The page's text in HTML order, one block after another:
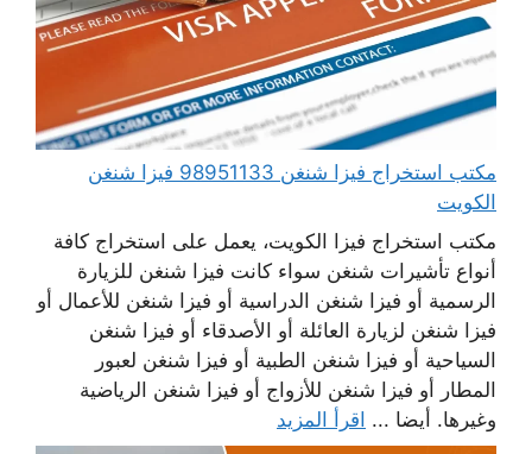
مكتب استخراج فيزا شنغن 98951133 فيزا شنغن
الكويت
مكتب استخراج فيزا الكويت، يعمل على استخراج كافة
أنواع تأشيرات شنغن سواء كانت فيزا شنغن للزيارة
الرسمية أو فيزا شنغن الدراسية أو فيزا شنغن للأعمال أو
فيزا شنغن لزيارة العائلة أو الأصدقاء أو فيزا شنغن
السياحية أو فيزا شنغن الطبية أو فيزا شنغن لعبور
المطار أو فيزا شنغن للأزواج أو فيزا شنغن الرياضية
وغيرها. أيضا ... اقرأ المزيد